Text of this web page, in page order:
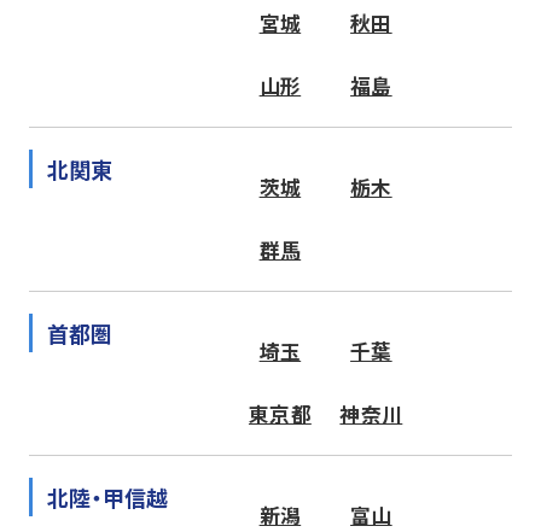
宮城 秋田
山形 福島
北関東
茨城 栃木
群馬
首都圏
埼玉 千葉
東京都 神奈川
北陸・甲信越
新潟 富山